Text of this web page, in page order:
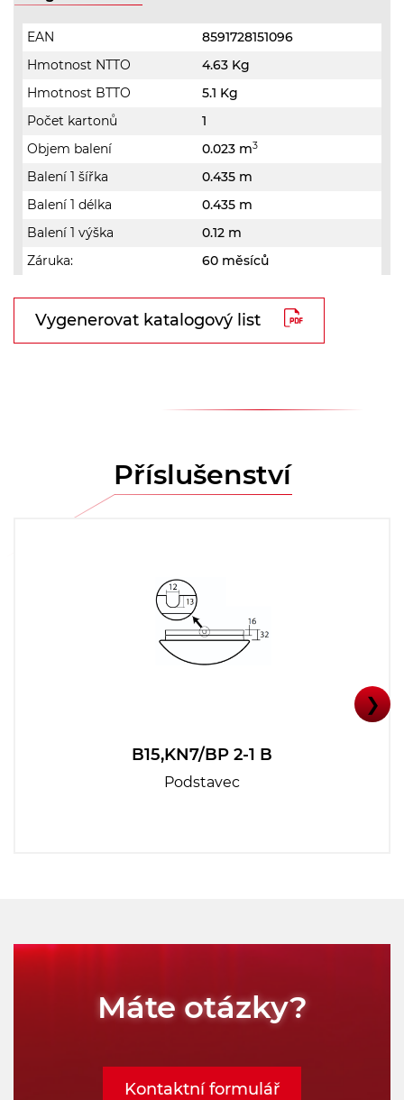
EAN
8591728151096
Hmotnost NTTO
4.63 Kg
Hmotnost BTTO
5.1 Kg
Počet kartonů
1
Objem balení
0.023 m3
Balení 1 šířka
0.435 m
Balení 1 délka
0.435 m
Balení 1 výška
0.12 m
Záruka:
60 měsíců
Vygenerovat katalogový list
Příslušenství
B15,KN7/BP 2-1 B
Podstavec
❯
Máte otázky?
Kontaktní formulář